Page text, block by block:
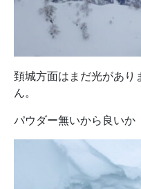
頚城方面はまだ光があり
ん。
パウダー無いから良いか